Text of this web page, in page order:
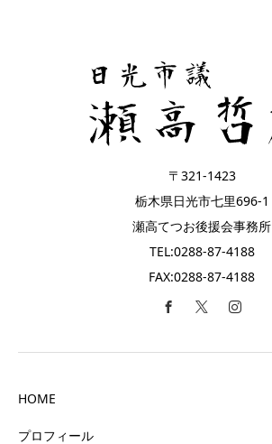
〒321-1423
栃木県日光市七里696-1
瀬高てつお後援会事務所
TEL:0288-87-4188
FAX:0288-87-4188
HOME
プロフィール